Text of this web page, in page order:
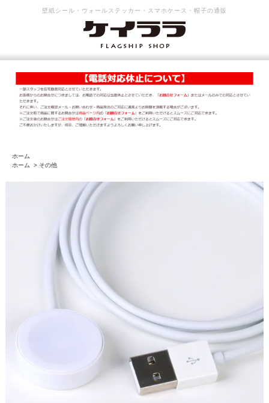
壁紙シール・ウォールステッカー・スマホケース・帽子の通販
ホーム
ホーム
> その他